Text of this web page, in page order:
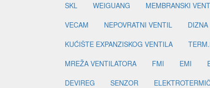
SKL
WEIGUANG MEMBRANSKI
VECAM
NEPOVRATNI VENTIL DIZNA
KUĆIŠTE EXPANZISKOG VENTILA
MREŽA VENTILATORA
FMI EMI
DEVIREG
SENZOR